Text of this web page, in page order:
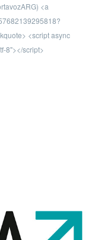
<a
<script async
8"></script>